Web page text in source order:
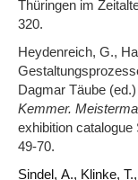
Thüringen im
320.
Heydenreich, G.,
Dagmar Täube (ed.)
Kemmer.
exhibition
49-70.
Sindel, A., Klinke,